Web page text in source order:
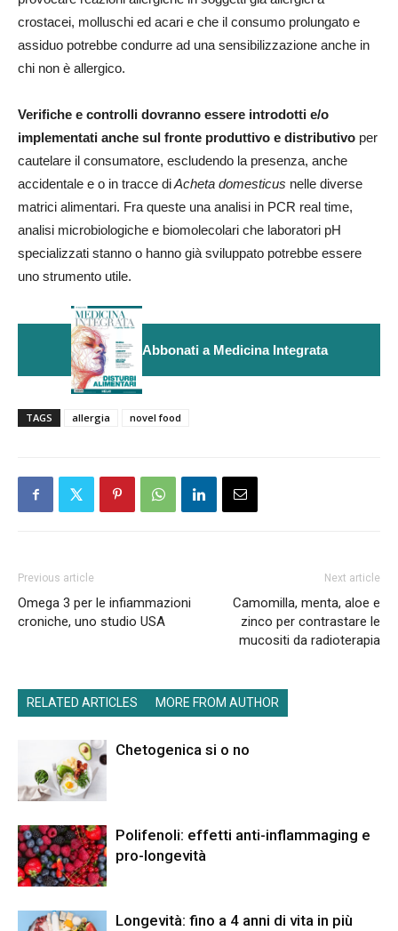
crostacei, molluschi ed acari e che il consumo prolungato e
assiduo potrebbe condurre ad una sensibilizzazione anche in
chi non è allergico.
Verifiche e controlli dovranno essere introdotti e/o
implementati anche sul fronte produttivo e distributivo per
cautelare il consumatore, escludendo la presenza, anche
accidentale e o in tracce diAcheta domesticus nelle diverse
matrici alimentari. Fra queste una analisi in PCR real time,
analisi microbiologiche e biomolecolari che laboratori pH
specializzati stanno o hanno già sviluppato potrebbe essere
uno strumento utile.
Abbonati a Medicina Integrata
TAGS allergia novel food
Previous article
Omega 3 per le infiammazioni
croniche, uno studio USA
Next article
Camomilla, menta, aloe e
zinco per contrastare le
mucositi da radioterapia
RELATED ARTICLES MORE FROM AUTHOR
Chetogenica si o no
Polifenoli: effetti anti-inflammaging e
pro-longevità
Longevità: fino a 4 anni di vita in più